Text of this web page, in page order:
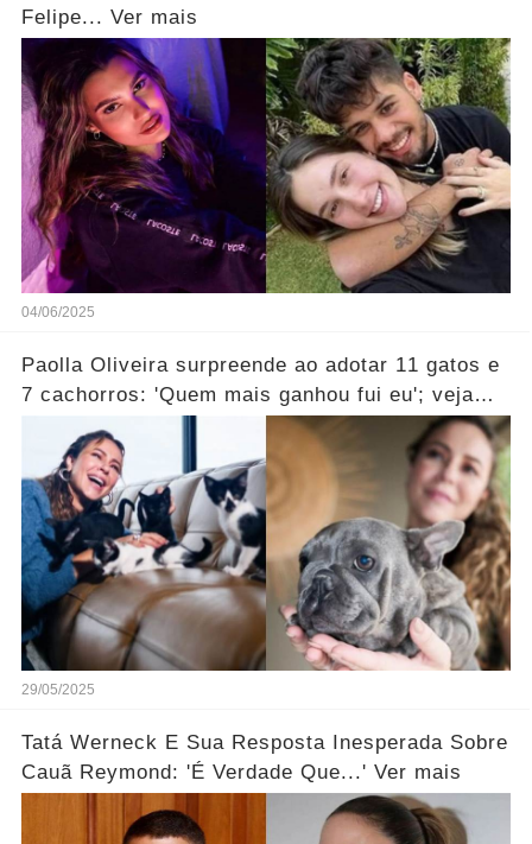
Felipe... Ver mais
04/06/2025
Paolla Oliveira surpreende ao adotar 11 gatos e
7 cachorros: 'Quem mais ganhou fui eu'; veja
29/05/2025
Tatá Werneck E Sua Resposta Inesperada Sobre
Cauã Reymond: 'É Verdade Que...' Ver mais